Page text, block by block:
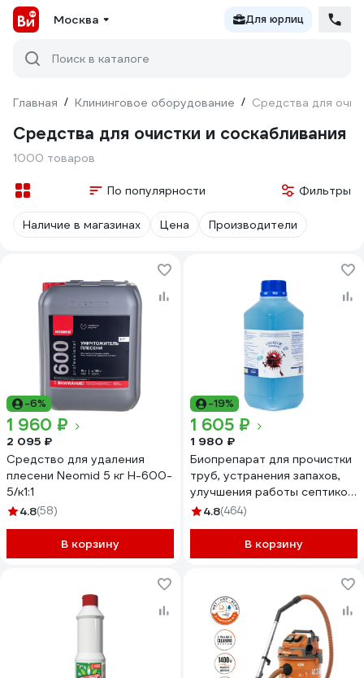
Москва Для юрлиц
Поиск в каталоге
Главная / Клининговое оборудование / Средства для
Средства для очистки и соскабливания
1000 товаров
По популярности Фильтры
Наличие в магазинах Цена Производители
-6%
1 960 ₽
2 095 ₽
Средство для удаления
плесени Neomid 5 кг Н-600-
5/к1:1
4.8(58)
В корзину
-19%
1 605 ₽
1 980 ₽
Биопрепарат для прочистки
труб, устранения запахов,
улучшения работы септиков
и ЛОС Ликвазим 1л L1L2020VI
4.8(464)
В корзину